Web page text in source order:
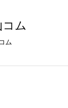
ム
ム